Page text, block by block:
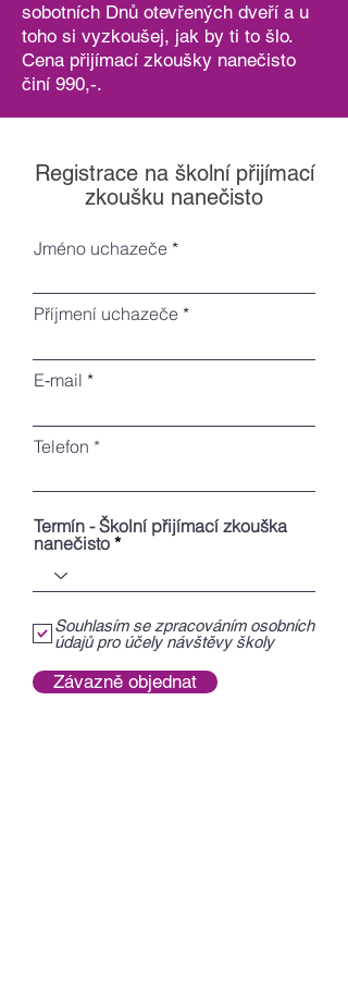
sobotních Dnů otevřených dveří a u
toho si vyzkoušej, jak by ti to šlo.
Cena přijímací zkoušky nanečisto
činí 990,-.
Registrace na školní přijímací
zkoušku nanečisto
Jméno uchazeče
Příjmení uchazeče
E‑mail
Telefon
Termín - Školní přijímací zkouška
nanečisto
Souhlasím se zpracováním osobních
údajů pro účely návštěvy školy
Závazně objednat